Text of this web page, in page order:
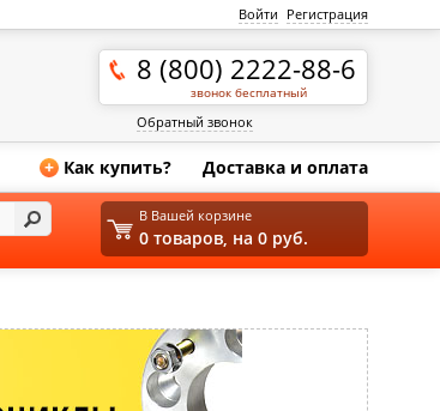
Войти Регистрация
8 (800) 2222-88-6
звонок бесплатный
Обратный звонок
+ Как купить? Доставка и оплата
В Вашей корзине
0 товаров, на 0 руб.